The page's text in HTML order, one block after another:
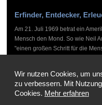
Erfinder, Entdecker,
Am 21. Juli 1969 betrat ein
Mensch den Mond. So wie Neil
"einen großen Schritt für die
Wir nutzen Cookies, um
zu verbessern. Mit
Cookies. Mehr erfahren